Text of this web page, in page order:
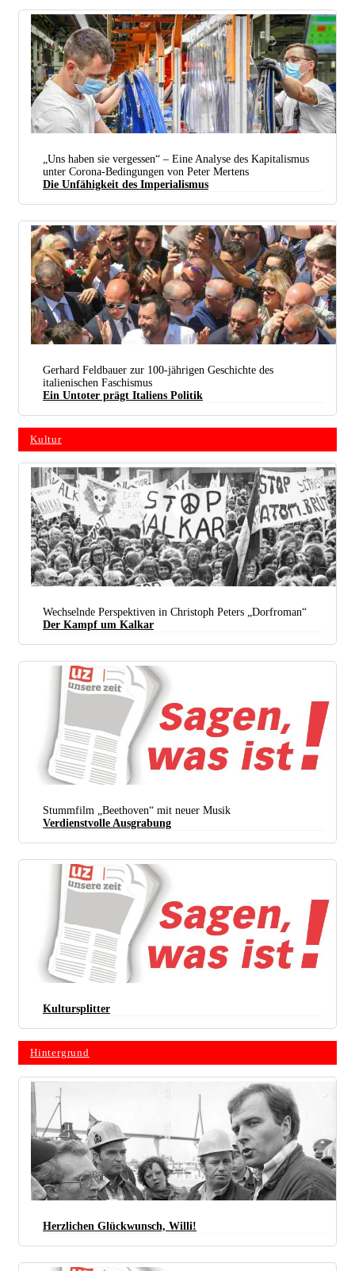
Die Arbeit in der Produktion muss unter allen Umständen weitergehen. Notfalls halt mit
unzureichendem Schutz. (Foto: AUDI AG)
„Uns haben sie vergessen“ – Eine Analyse des Kapitalismus
unter Corona-Bedingungen von Peter Mertens
Die Unfähigkeit des Imperialismus
Einer der Wiedergänger Mussolinis: Matteo Salvini, Innenminister und Stellvertretender
Ministerpräsident im Kabinett Conte von Juni 2018 bis September 2019. (Foto:Oreste Fiorenza /
CC-BY-NC-SA 3.0 IT)
Gerhard Feldbauer zur 100-jährigen Geschichte des
italienischen Faschismus
Ein Untoter prägt Italiens Politik
Kultur
Protest in Kalkar 1974 (Foto: Manfred Scholz)
Wechselnde Perspektiven in Christoph Peters „Dorfroman“
Der Kampf um Kalkar
Stummfilm „Beethoven“ mit neuer Musik
Verdienstvolle Ausgrabung
Kultursplitter
Hintergrund
Herzlichen Glückwunsch, Willi!